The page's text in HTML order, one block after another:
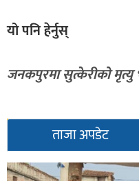
यो पनि हेर्नुस्
जनकपुरमा सुत्केरीको
ताजा अपडेट